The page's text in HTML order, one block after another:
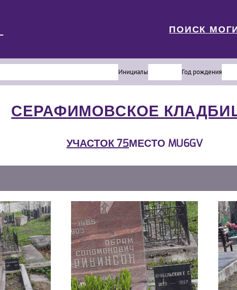
ПОИСК
Инициалы Год рождения
СЕРАФИМОВСКОЕ
УЧАСТОК 75МЕСТО MU6GV